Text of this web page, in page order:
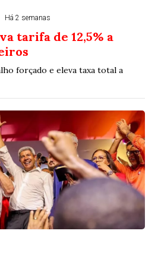
Há 2 semanas
tarifa de 12,5% a
forçado e eleva taxa total a